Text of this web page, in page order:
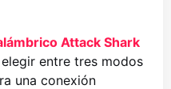
Attack Shark
entre tres modos
una conexión